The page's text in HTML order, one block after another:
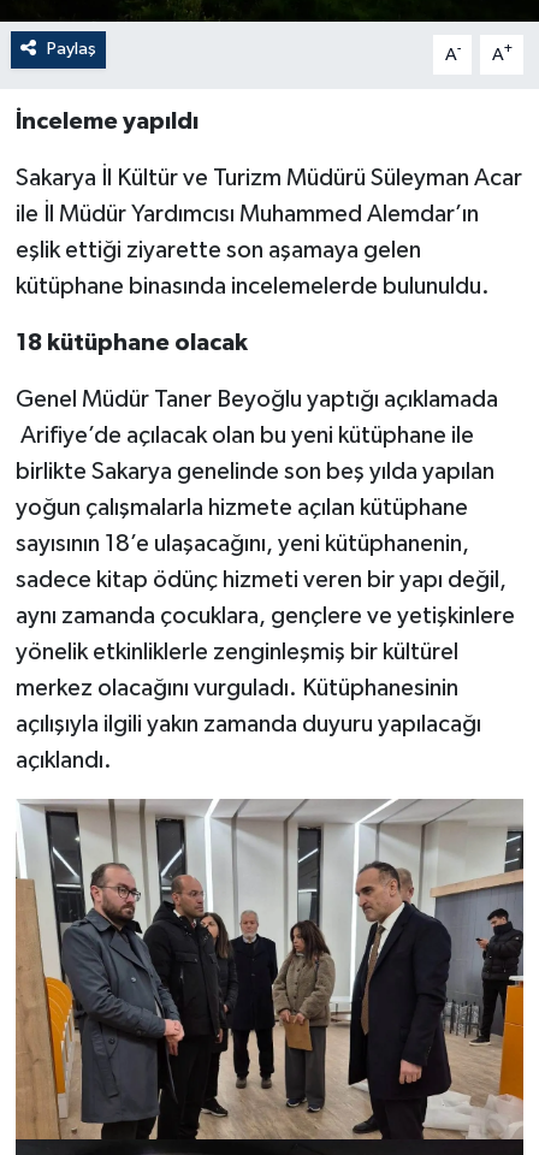
Paylaş A- A+
İnceleme yapıldı
Sakarya İl Kültür ve Turizm Müdürü Süleyman Acar
ile İl Müdür Yardımcısı Muhammed Alemdar’ın
eşlik ettiği ziyarette son aşamaya gelen
kütüphane binasında incelemelerde bulunuldu.
18 kütüphane olacak
Genel Müdür Taner Beyoğlu yaptığı açıklamada
Arifiye’de açılacak olan bu yeni kütüphane ile
birlikte Sakarya genelinde son beş yılda yapılan
yoğun çalışmalarla hizmete açılan kütüphane
sayısının 18’e ulaşacağını, yeni kütüphanenin,
sadece kitap ödünç hizmeti veren bir yapı değil,
aynı zamanda çocuklara, gençlere ve yetişkinlere
yönelik etkinliklerle zenginleşmiş bir kültürel
merkez olacağını vurguladı. Kütüphanesinin
açılışıyla ilgili yakın zamanda duyuru yapılacağı
açıklandı.